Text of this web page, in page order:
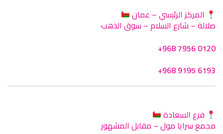
المركز الرئيسي – عمان
صلالة – شارع السلام – سوق الذهب
+968 7956 0120
+968 9195 6193
فرع السعادة
مجمع سرايا مول – مقابل المشهور